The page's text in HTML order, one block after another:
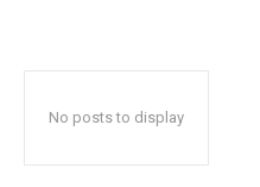
No posts to display